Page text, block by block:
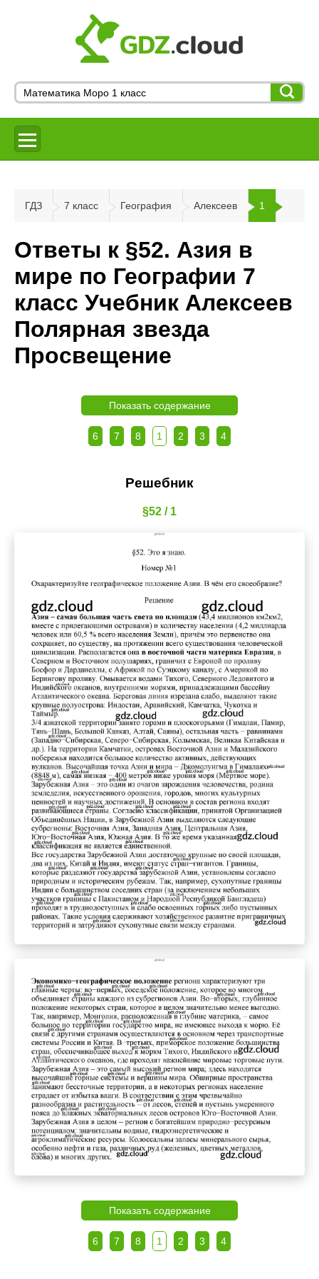
ГДЗ 7 класс География Алексеев 1
Ответы к §52. Азия в
мире по Географии 7
класс Учебник Алексеев
Полярная звезда
Просвещение
Показать содержание
6 7 8 1 2 3 4
Решебник
§52 / 1
Показать содержание
6 7 8 1 2 3 4